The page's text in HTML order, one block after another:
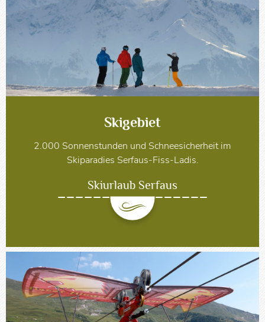
Skigebiet
2.000 Sonnenstunden und Schneesicherheit im
Skiparadies Serfaus-Fiss-Ladis.
Skiurlaub Serfaus